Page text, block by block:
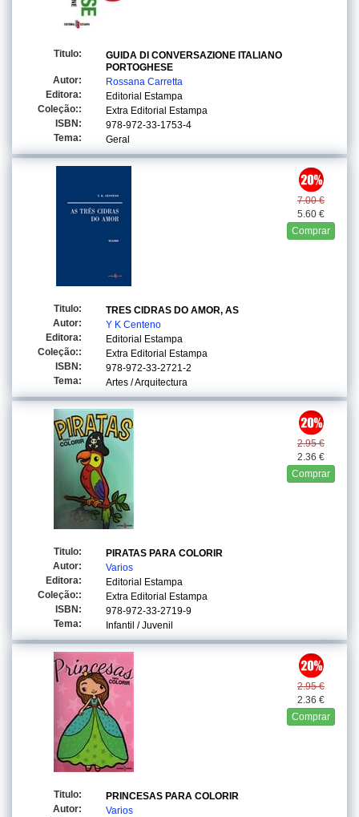
Titulo:
GUIDA DI CONVERSAZIONE ITALIANO
PORTOGHESE
Autor:
Rossana Carretta
Editora:
Editorial Estampa
Coleção::
Extra Editorial Estampa
ISBN:
978-972-33-1753-4
Tema:
Geral
7.00 €
5.60 €
Comprar
Titulo:
TRES CIDRAS DO AMOR, AS
Autor:
Y K Centeno
Editora:
Editorial Estampa
Coleção::
Extra Editorial Estampa
ISBN:
978-972-33-2721-2
Tema:
Artes / Arquitectura
2.95 €
2.36 €
Comprar
Titulo:
PIRATAS PARA COLORIR
Autor:
Varios
Editora:
Editorial Estampa
Coleção::
Extra Editorial Estampa
ISBN:
978-972-33-2719-9
Tema:
Infantil / Juvenil
2.95 €
2.36 €
Comprar
Titulo:
PRINCESAS PARA COLORIR
Autor:
Varios